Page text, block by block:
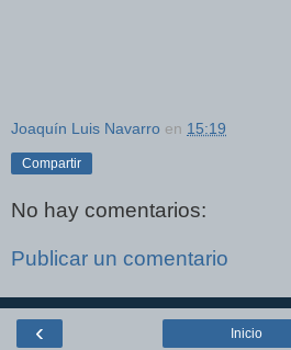
Joaquín Luis Navarro en 15:19
Compartir
No hay comentarios:
Publicar un comentario
‹ Inicio